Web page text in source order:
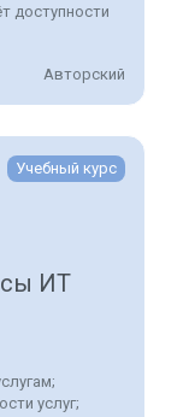
доступности
Авторский
Учебный курс
ИТ
услуг;